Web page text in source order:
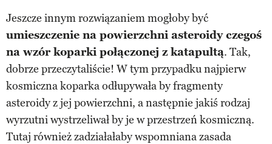
Jeszcze innym rozwiązaniem mogłoby być
umieszczenie na powierzchni asteroidy czegoś
na wzór koparki połączonej z katapultą. Tak,
dobrze przeczytaliście! W tym przypadku najpierw
kosmiczna koparka odłupywała by fragmenty
asteroidy z jej powierzchni, a następnie jakiś rodzaj
wyrzutni wystrzeliwał by je w przestrzeń kosmiczną.
Tutaj również zadziałałaby wspomniana zasada